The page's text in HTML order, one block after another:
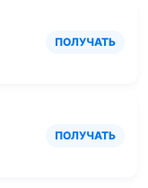
ПОЛУЧАТЬ
ПОЛУЧАТЬ